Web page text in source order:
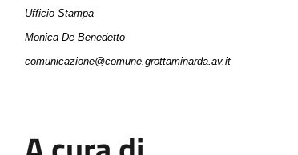
Ufficio Stampa
Monica De Benedetto
comunicazione@comune.grottaminarda.av.it